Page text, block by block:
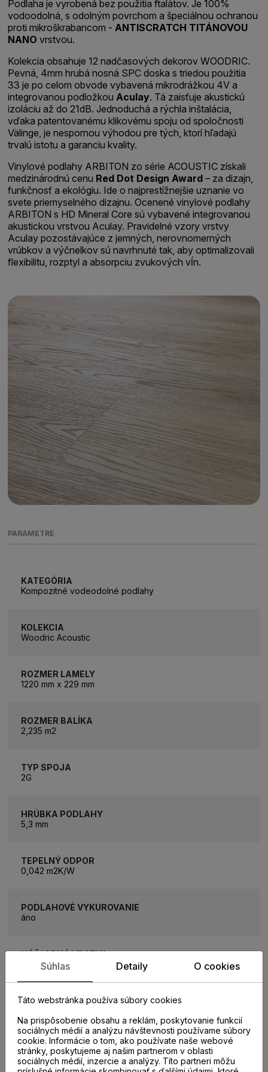
Podlaha je vyrobená bez použitia ftalátov. Je 100%
vodoodolná, s odolným povrchom a špeciálnou ochranou
proti mikroškrabancom - ANTISCRATCH TITÁNOVOU
NANO vrstvou.
Kolekcia obsahuje 12 nadčasových dekorov WOODRIC.
Pevná, 4mm hrubá nosná SPC doska s triedou použitia
33 je po celom obvode vybavená mikrodrážkou 4V a
integrovanou podložkou Aculay. Tá zaisťuje akustickú
izoláciu až do 21dB. Jednoduchá a rýchla inštalácia,
vďaka patentovanému klikovému spoju od spoločnosti
Välinge, je nespornou výhodou pre tých, ktorí hľadajú
trvalú istotu a garanciu kvality.
Vinylové podlahy ARBITON zo série ACOUSTIC získali
medzinárodnú cenu Red Dot Design Award – za dizajn,
funkčnosť a ekológiu. Ide o najprestížnejšie uznanie vo
svete priemyselného dizajnu. Ocenené vinylové podlahy
ARBITON s HD Mineral Core sú vybavené integrovanou
akustickou vrstvou Aculay. Pravidelné vzory vrstvy
Aculay pozostávajúce z jemných, nerovnomerných
vrúbkov a výčnelkov sú navrhnuté tak, aby optimalizovali
flexibilitu, rozptyl a absorpciu zvukových vĺn.
PARAMETRE
KATEGÓRIA
Kompozitné vodeodolné podlahy
KOLEKCIA
Woodric Acoustic
ROZMER LAMELY
1220 mm x 229 mm
ROZMER BALÍKA
2,235 m2
TYP SPOJA
2G
HRÚBKA PODLAHY
5,3 mm
TEPELNÝ ODPOR
0,042 m2K/W
PODLAHOVÉ VYKUROVANIE
áno
NÁŠĽAPNÁ VRSTVA
0,55 mm
INTEGROVANÁ PODLOŽKA
TRIEDA POUŽITIA
AC5/33
Súhlas Detaily O cookies
Táto webstránka používa súbory cookies
Na prispôsobenie obsahu a reklám, poskytovanie funkcií
sociálnych médií a analýzu návštevnosti používame súbory
cookie. Informácie o tom, ako používate naše webové
stránky, poskytujeme aj našim partnerom v oblasti
sociálnych médií, inzercie a analýzy. Títo partneri môžu